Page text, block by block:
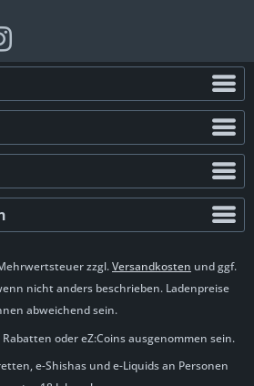
zzgl.Versandkosten und ggf.
nicht anders beschrieben. Ladenpreise
abweichend sein.
oder eZ:Coins ausgenommen sein.
e-Shishas und e-Liquids an Personen